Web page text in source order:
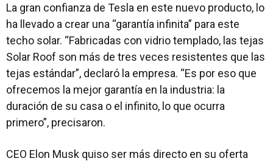
La gran confianza de Tesla en este nuevo producto, lo
ha llevado a crear una “garantía infinita” para este
techo solar. “Fabricadas con vidrio templado, las tejas
Solar Roof son más de tres veces resistentes que las
tejas estándar”, declaró la empresa. “Es por eso que
ofrecemos la mejor garantía en la industria: la
duración de su casa o el infinito, lo que ocurra
primero”, precisaron.
CEO Elon Musk quiso ser más directo en su oferta